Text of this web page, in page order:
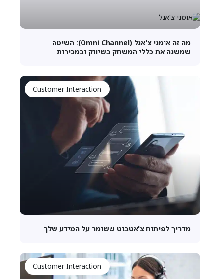
מה זה אומני צ'אנל (Omni Channel): השיטה
שמשנה את כללי המשחק בשיווק ובמכירות
Customer Interaction
מדריך לפיתוח צ'אטבוט ששומר על המידע שלך
Customer Interaction